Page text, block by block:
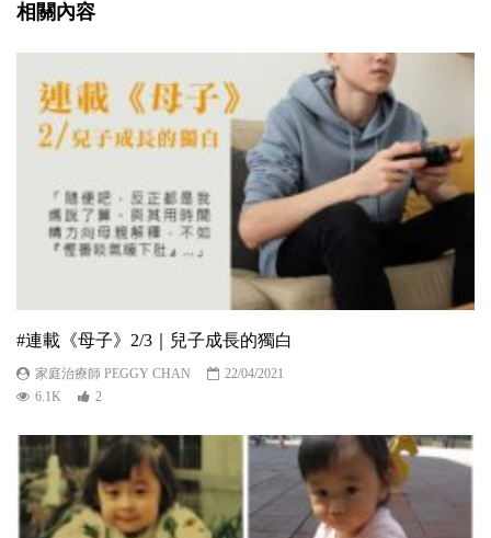
相關內容
#連載《母子》2/3｜兒子成長的獨白
家庭治療師 PEGGY CHAN
22/04/2021
6.1K
2